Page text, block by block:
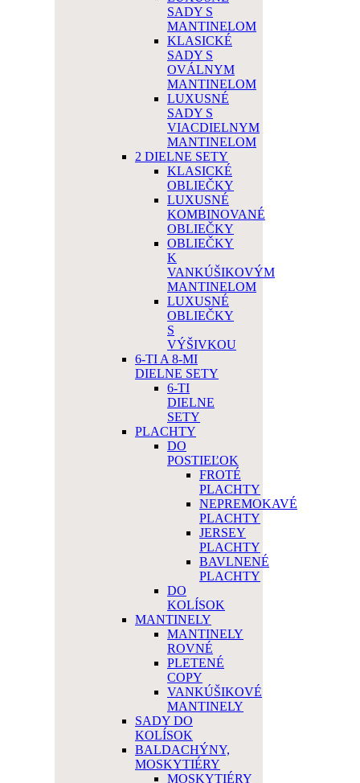
SADY S
MANTINELOM
KLASICKÉ
SADY S
OVÁLNYM
MANTINELOM
LUXUSNÉ
SADY S
VIACDIELNYM
MANTINELOM
2 DIELNE SETY
KLASICKÉ
OBLIEČKY
LUXUSNÉ
KOMBINOVANÉ
OBLIEČKY
OBLIEČKY
K
VANKÚŠIKOVÝM
MANTINELOM
LUXUSNÉ
OBLIEČKY
S
VÝŠIVKOU
6-TI A 8-MI
DIELNE SETY
6-TI
DIELNE
SETY
PLACHTY
DO
POSTIEĽOK
FROTÉ
PLACHTY
NEPREMOKAVÉ
PLACHTY
JERSEY
PLACHTY
BAVLNENÉ
PLACHTY
DO
KOLÍSOK
MANTINELY
MANTINELY
ROVNÉ
PLETENÉ
COPY
VANKÚŠIKOVÉ
MANTINELY
SADY DO
KOLÍSOK
BALDACHÝNY,
MOSKYTIÉRY
MOSKYTIÉRY